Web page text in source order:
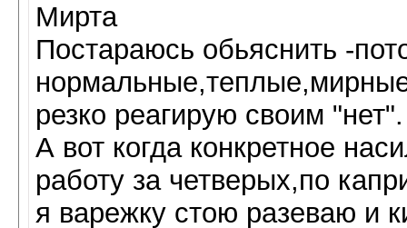
Мирта
Постараюсь обьяснить -
резко реагирую своим "нет".
А вот когда конкретное
работу за четверых,по
я варежку стою разеваю и